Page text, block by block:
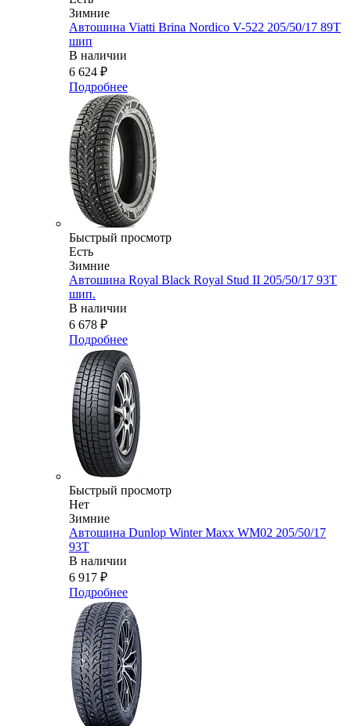
Зимние
Автошина Viatti Brina Nordico V-522 205/50/17 89T
шип
В наличии
6 624 ₽
Подробнее
Быстрый просмотр
Есть
Зимние
Автошина Royal Black Royal Stud II 205/50/17 93T
шип.
В наличии
6 678 ₽
Подробнее
Быстрый просмотр
Нет
Зимние
Автошина Dunlop Winter Maxx WM02 205/50/17
93T
В наличии
6 917 ₽
Подробнее